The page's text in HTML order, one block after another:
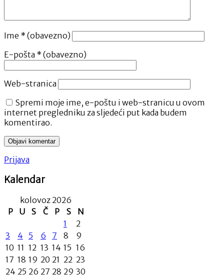
Ime * (obavezno)
E-pošta * (obavezno)
Web-stranica
Spremi moje ime, e-poštu i web-stranicu u ovom
internet pregledniku za sljedeći put kada budem
komentirao.
Prijava
Kalendar
kolovoz 2026
P
U S Č P S
N
1
2
3
4 5 6 7 8
9
10 11 12 13 14 15 16
17 18 19 20 21 22 23
24 25 26 27 28 29 30